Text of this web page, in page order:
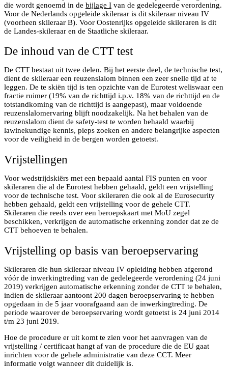
die wordt genoemd in de bijlage I van de gedelegeerde verordening.
Voor de Nederlands opgeleide skileraar is dit skileraar niveau IV
(voorheen skileraar B). Voor Oostenrijks opgeleide skileraren is dit
de Landes-skileraar en de Staatliche skileraar.
De inhoud van de CTT test
De CTT bestaat uit twee delen. Bij het eerste deel, de technische test,
dient de skileraar een reuzenslalom binnen een zeer snelle tijd af te
leggen. De te skiën tijd is ten opzichte van de Eurotest weliswaar een
fractie ruimer (19% van de richttijd i.p.v. 18% van de richttijd en de
totstandkoming van de richttijd is aangepast), maar voldoende
reuzenslalomervaring blijft noodzakelijk. Na het behalen van de
reuzenslalom dient de safety-test te worden behaald waarbij
lawinekundige kennis, pieps zoeken en andere belangrijke aspecten
voor de veiligheid in de bergen worden getoetst.
Vrijstellingen
Voor wedstrijdskiërs met een bepaald aantal FIS punten en voor
skileraren die al de Eurotest hebben gehaald, geldt een vrijstelling
voor de technische test. Voor skileraren die ook al de Eurosecurity
hebben gehaald, geldt een vrijstelling voor de gehele CTT.
Skileraren die reeds over een beroepskaart met MoU zegel
beschikken, verkrijgen de automatische erkenning zonder dat ze de
CTT behoeven te behalen.
Vrijstelling op basis van beroepservaring
Skileraren die hun skileraar niveau IV opleiding hebben afgerond
vóór de inwerkingtreding van de gedelegeerde verordening (24 juni
2019) verkrijgen automatische erkenning zonder de CTT te behalen,
indien de skileraar aantoont 200 dagen beroepservaring te hebben
opgedaan in de 5 jaar voorafgaand aan de inwerkingtreding. De
periode waarover de beroepservaring wordt getoetst is 24 juni 2014
t/m 23 juni 2019.
Hoe de procedure er uit komt te zien voor het aanvragen van de
vrijstelling / certificaat hangt af van de procedure die de EU gaat
inrichten voor de gehele administratie van deze CCT. Meer
informatie volgt wanneer dit duidelijk is.